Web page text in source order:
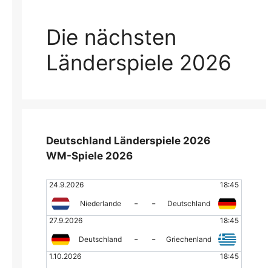
Die nächsten
Länderspiele 2026
Deutschland Länderspiele 2026
WM-Spiele 2026
24.9.2026 18:45
Niederlande - -
Deutschland
27.9.2026
18:45
Deutschland - -
Griechenland
1.10.2026
18:45